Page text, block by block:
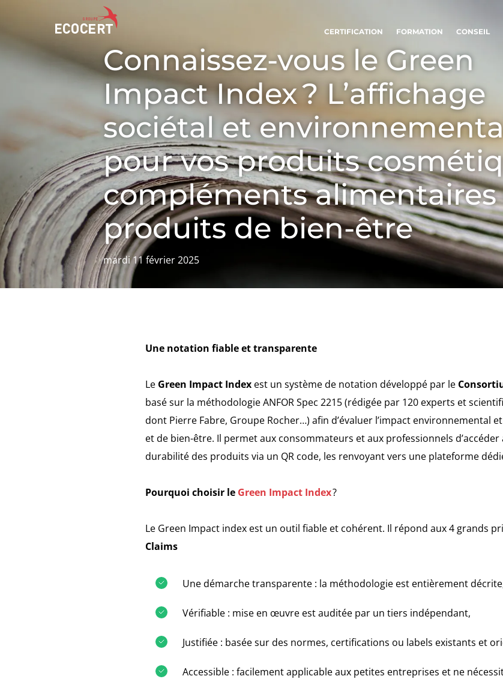
CERTIFICATION FORMATION CONSEIL
Formation
ECOCERT
Qui sommes nous ?
Actualités
Carrières
NOS ENGAGEMENTS RSE
Agir via nos prestations
Progresser avec nos équipes
S’investir pour notre environnement
Innover avec notre écosystème
NOS SECTEURS
Cosmétique
Bois et forêt
Produits de la
Matériaux
Agrofourniture
Connaissez-vous le Green
Impact Index ? L’affichage
sociétal et
pour vos produits
compléments
produits de bien-être
mardi 11 février 2025
Une notation fiable et transparente
Le Green Impact Index est un système de notation développé par le
basé sur la méthodologie ANFOR Spec 2215 (rédigée par 120 experts et
dont Pierre Fabre, Groupe Rocher…) afin d’évaluer l’impact environnemental
et de bien-être. Il permet aux consommateurs et aux professionnels
durabilité des produits via un QR code, les renvoyant vers une plateforme
Pourquoi choisir le Green Impact Index?
Le Green Impact index est un outil fiable et cohérent. Il répond aux 4 grands
Claims
Une démarche transparente : la méthodologie est entièrement
Vérifiable : mise en œuvre est auditée par un tiers indépendant,
Justifiée : basée sur des normes, certifications ou labels existants et
Accessible : facilement applicable aux petites entreprises et ne